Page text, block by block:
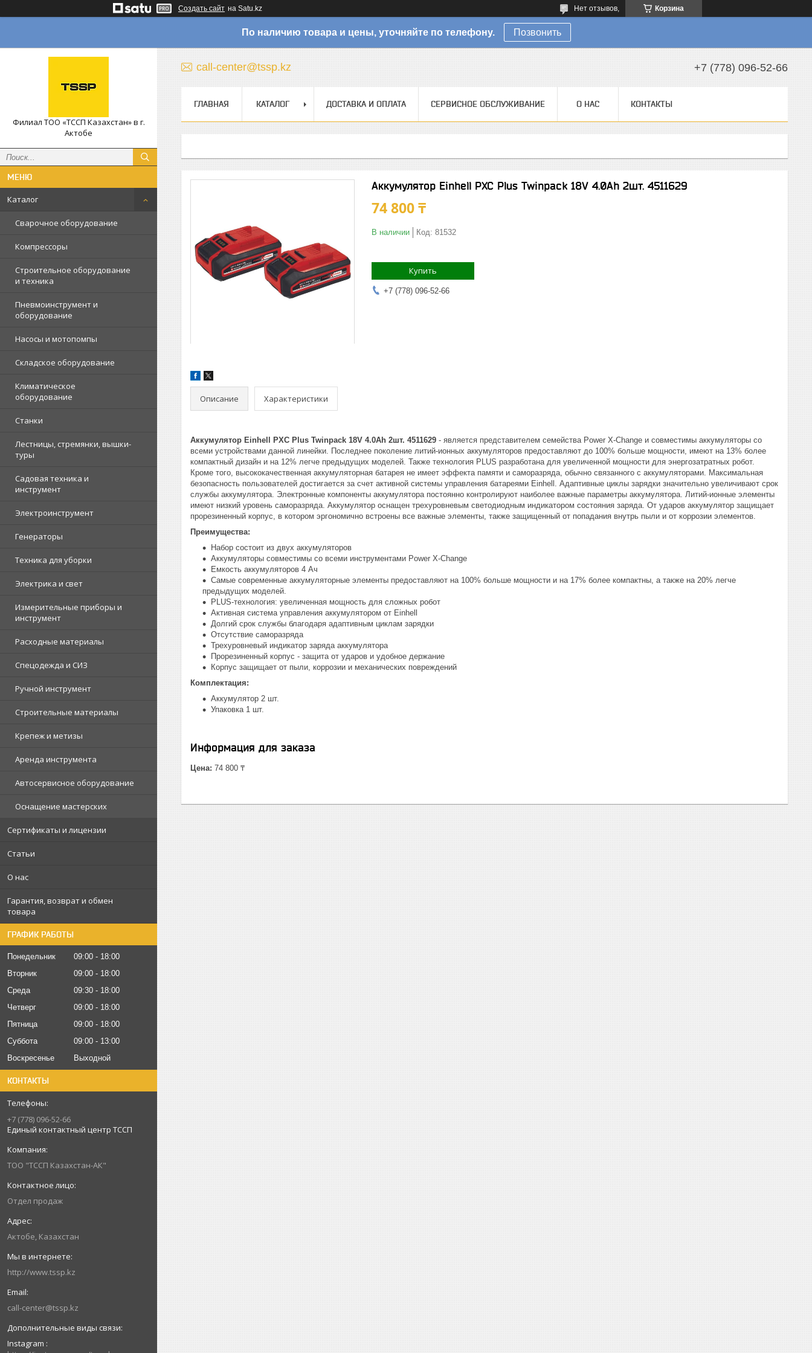
Создать сайт на Satu.kz Корзина
Нет отзывов,
По наличию товара и цены, уточняйте по телефону. Позвонить
Филиал ТОО «ТССП Казахстан» в г.
Актобе
Каталог
Сварочное оборудование
Компрессоры
Строительное оборудование
и техника
Пневмоинструмент и
оборудование
Насосы и мотопомпы
Складское оборудование
Климатическое
оборудование
Станки
Лестницы, стремянки, вышки-
туры
Садовая техника и
инструмент
Электроинструмент
Генераторы
Техника для уборки
Электрика и свет
Измерительные приборы и
инструмент
Расходные материалы
Спецодежда и СИЗ
Ручной инструмент
Строительные материалы
Крепеж и метизы
Аренда инструмента
Автосервисное оборудование
Оснащение мастерских
Сертификаты и лицензии
Статьи
О нас
Гарантия, возврат и обмен
товара
ГРАФИК РАБОТЫ
Понедельник 09:00
18:00
Вторник
09:00
18:00
Среда
09:30
18:00
Четверг
09:00
18:00
Пятница
09:00
18:00
Суббота
09:00
13:00
Воскресенье
Выходной
КОНТАКТЫ
+7 (778) 096-52-66
Единый контактный центр ТССП
ТОО "ТССП Казахстан-АК"
Отдел продаж
Актобе, Казахстан
http://www.tssp.kz
call-center@tssp.kz
Instagram
call-center@tssp.kz +7 (778) 096-52-66
ГЛАВНАЯ КАТАЛОГ ДОСТАВКА И ОПЛАТА СЕРВИСНОЕ ОБСЛУЖИВАНИЕ О НАС КОНТАКТЫ
Аккумулятор Einhell PXC Plus Twinpack 18V 4.0Ah 2шт. 4511629
74 800 ₸
В наличии Код: 81532
Купить
+7 (778) 096-52-66
Описание Характеристики
Аккумулятор Einhell PXC Plus Twinpack 18V 4.0Ah 2шт. 4511629 - является представителем семейства Power X-Change и совместимы аккумуляторы со
всеми устройствами данной линейки. Последнее поколение литий-ионных аккумуляторов предоставляют до 100% больше мощности, имеют на 13% более
компактный дизайн и на 12% легче предыдущих моделей. Также технология PLUS разработана для увеличенной мощности для энергозатратных робот.
Кроме того, высококачественная аккумуляторная батарея не имеет эффекта памяти и саморазряда, обычно связанного с аккумуляторами. Максимальная
безопасность пользователей достигается за счет активной системы управления батареями Einhell. Адаптивные циклы зарядки значительно увеличивают срок
службы аккумулятора. Электронные компоненты аккумулятора постоянно контролируют наиболее важные параметры аккумулятора. Литий-ионные элементы
имеют низкий уровень саморазряда. Аккумулятор оснащен трехуровневым светодиодным индикатором состояния заряда. От ударов аккумулятор защищает
прорезиненный корпус, в котором эргономично встроены все важные элементы, также защищенный от попадания внутрь пыли и от коррозии элементов.
Преимущества:
Набор состоит из двух аккумуляторов
Аккумуляторы совместимы со всеми инструментами Power X-Change
Емкость аккумуляторов 4 Ач
Самые современные аккумуляторные элементы предоставляют на 100% больше мощности и на 17% более компактны, а также на 20% легче
предыдущих моделей.
PLUS-технология: увеличенная мощность для сложных робот
Активная система управления аккумулятором от Einhell
Долгий срок службы благодаря адаптивным циклам зарядки
Отсутствие саморазряда
Трехуровневый индикатор заряда аккумулятора
Прорезиненный корпус - защита от ударов и удобное держание
Корпус защищает от пыли, коррозии и механических повреждений
Комплектация:
Аккумулятор 2 шт.
Упаковка 1 шт.
Информация для заказа
Цена: 74 800 ₸